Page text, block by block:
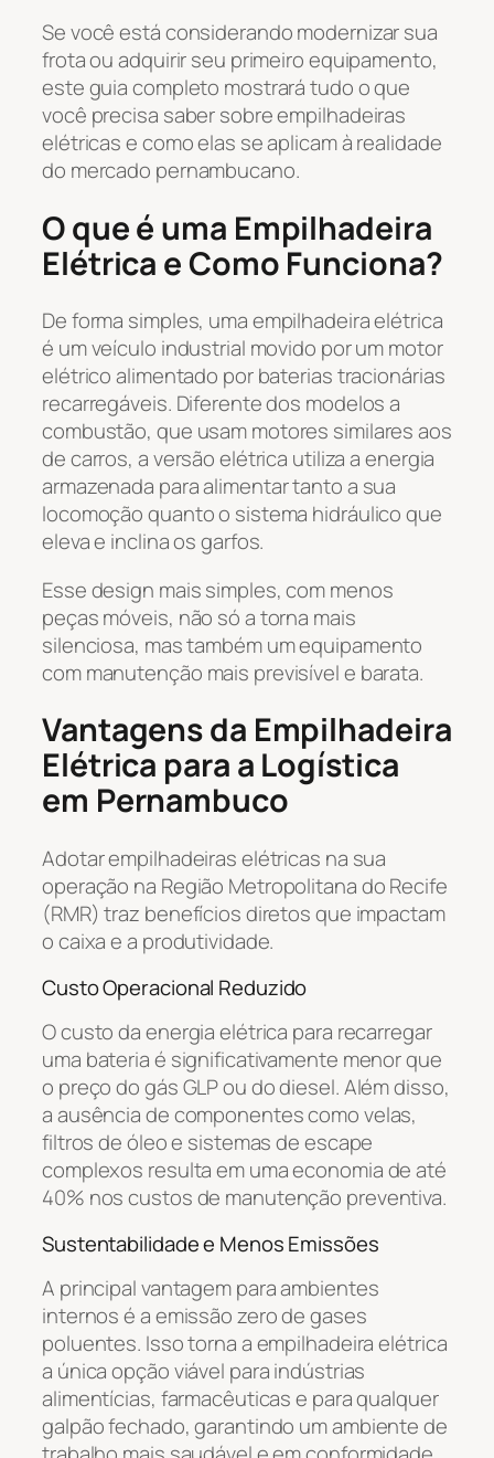
Se você está considerando modernizar sua
frota ou adquirir seu primeiro equipamento,
este guia completo mostrará tudo o que
você precisa saber sobre empilhadeiras
elétricas e como elas se aplicam à realidade
do mercado pernambucano.
O que é uma Empilhadeira
Elétrica e Como Funciona?
De forma simples, uma empilhadeira elétrica
é um veículo industrial movido por um motor
elétrico alimentado por baterias tracionárias
recarregáveis. Diferente dos modelos a
combustão, que usam motores similares aos
de carros, a versão elétrica utiliza a energia
armazenada para alimentar tanto a sua
locomoção quanto o sistema hidráulico que
eleva e inclina os garfos.
Esse design mais simples, com menos
peças móveis, não só a torna mais
silenciosa, mas também um equipamento
com manutenção mais previsível e barata.
Vantagens da Empilhadeira
Elétrica para a Logística
em Pernambuco
Adotar empilhadeiras elétricas na sua
operação na Região Metropolitana do Recife
(RMR) traz benefícios diretos que impactam
o caixa e a produtividade.
Custo Operacional Reduzido
O custo da energia elétrica para recarregar
uma bateria é significativamente menor que
o preço do gás GLP ou do diesel. Além disso,
a ausência de componentes como velas,
filtros de óleo e sistemas de escape
complexos resulta em uma economia de até
40% nos custos de manutenção preventiva.
Sustentabilidade e Menos Emissões
A principal vantagem para ambientes
internos é a emissão zero de gases
poluentes. Isso torna a empilhadeira elétrica
a única opção viável para indústrias
alimentícias, farmacêuticas e para qualquer
galpão fechado, garantindo um ambiente de